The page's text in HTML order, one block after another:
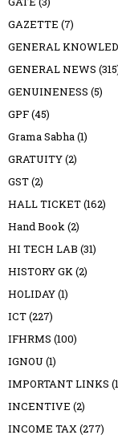
GAZETTE (7)
GENERAL
GENERAL NEWS
GENUINENESS (5)
GPF(45)
Grama Sabha(1)
GRATUITY(2)
GST(2)
HALL TICKET(162)
Hand Book(2)
HI TECH LAB (31)
HISTORY GK(2)
HOLIDAY(1)
ICT(227)
IFHRMS (100)
IGNOU (1)
IMPORTANT LINKS
INCENTIVE (2)
INCOME TAX(277)